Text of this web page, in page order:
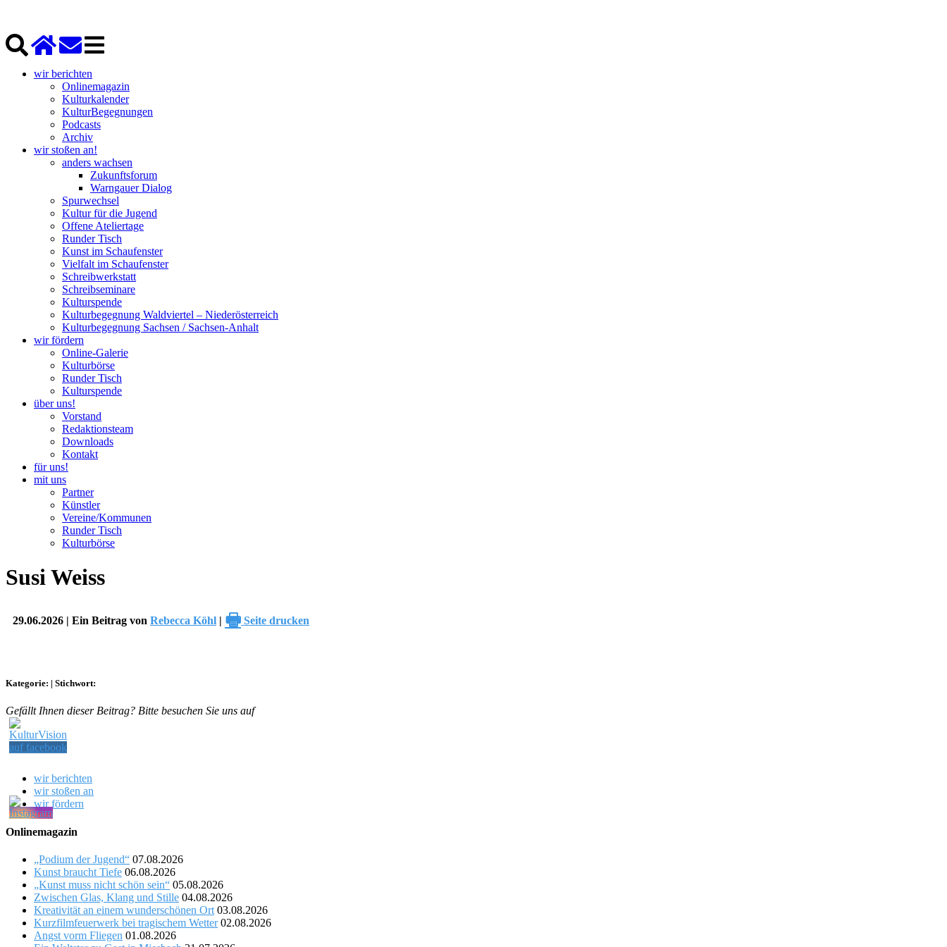
wir berichten
Onlinemagazin
Kulturkalender
KulturBegegnungen
Podcasts
Archiv
wir stoßen an!
anders wachsen
Zukunftsforum
Warngauer Dialog
Spurwechsel
Kultur für die Jugend
Offene Ateliertage
Runder Tisch
Kunst im Schaufenster
Vielfalt im Schaufenster
Schreibwerkstatt
Schreibseminare
Kulturspende
Kulturbegegnung Waldviertel – Niederösterreich
Kulturbegegnung Sachsen / Sachsen-Anhalt
wir fördern
Online-Galerie
Kulturbörse
Runder Tisch
Kulturspende
über uns!
Vorstand
Redaktionsteam
Downloads
Kontakt
für uns!
mit uns
Partner
Künstler
Vereine/Kommunen
Runder Tisch
Kulturbörse
Susi Weiss
29.06.2026 | Ein Beitrag von Rebecca Köhl | 🖶 Seite drucken
Kategorie: | Stichwort:
Gefällt Ihnen dieser Beitrag? Bitte besuchen Sie uns auf
wir berichten
wir stoßen an
wir fördern
Onlinemagazin
„Podium der Jugend“ 07.08.2026
Kunst braucht Tiefe 06.08.2026
„Kunst muss nicht schön sein“ 05.08.2026
Zwischen Glas, Klang und Stille 04.08.2026
Kreativität an einem wunderschönen Ort 03.08.2026
Kurzfilmfeuerwerk bei tragischem Wetter 02.08.2026
Angst vorm Fliegen 01.08.2026